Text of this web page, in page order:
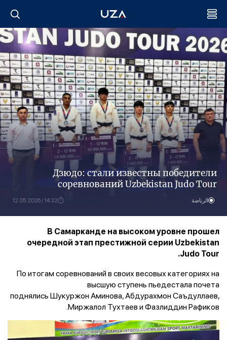
Дзюдо: стали известны победители
соревнований Uzbekistan Judo Tour
الرياضة 14:32 / 12.05.2026
В Самарканде на высоком уровне прошел
очередной этап престижной серии Uzbekistan
Judo Tour.
По итогам соревнований в своих весовых категориях на
высшую ступень пьедестала почета
поднялись Шукуржон Аминова, Абдурахмон Саъдуллаев,
Миржалол Тухтаев и Фазлиддин Рафиков.